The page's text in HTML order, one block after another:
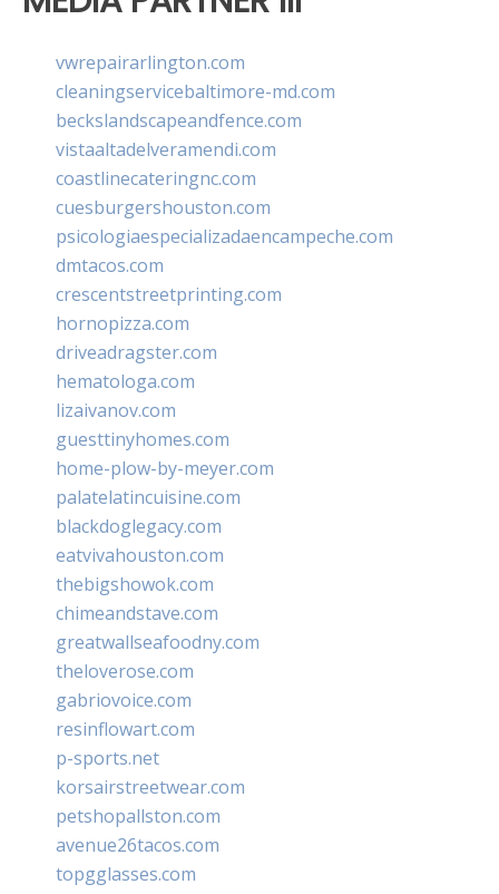
vwrepairarlington.com
cleaningservicebaltimore-md.com
beckslandscapeandfence.com
vistaaltadelveramendi.com
coastlinecateringnc.com
cuesburgershouston.com
psicologiaespecializadaencampeche.com
dmtacos.com
crescentstreetprinting.com
hornopizza.com
driveadragster.com
hematologa.com
lizaivanov.com
guesttinyhomes.com
home-plow-by-meyer.com
palatelatincuisine.com
blackdoglegacy.com
eatvivahouston.com
thebigshowok.com
chimeandstave.com
greatwallseafoodny.com
theloverose.com
gabriovoice.com
resinflowart.com
p-sports.net
korsairstreetwear.com
petshopallston.com
avenue26tacos.com
topgglasses.com